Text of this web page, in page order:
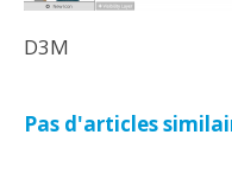
D3M
Pas d'articles